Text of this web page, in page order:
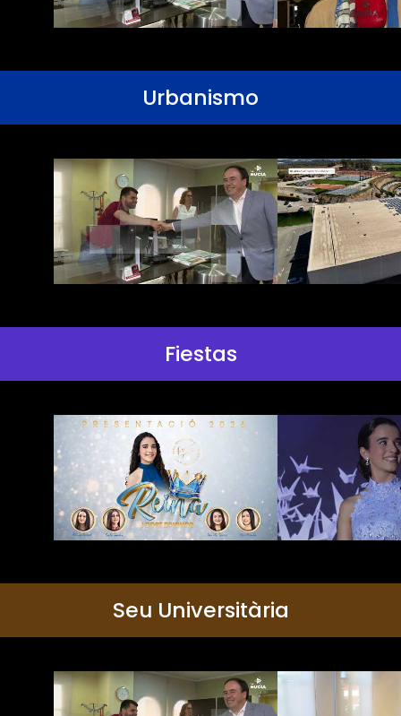
Urbanismo
Fiestas
Seu Universitària